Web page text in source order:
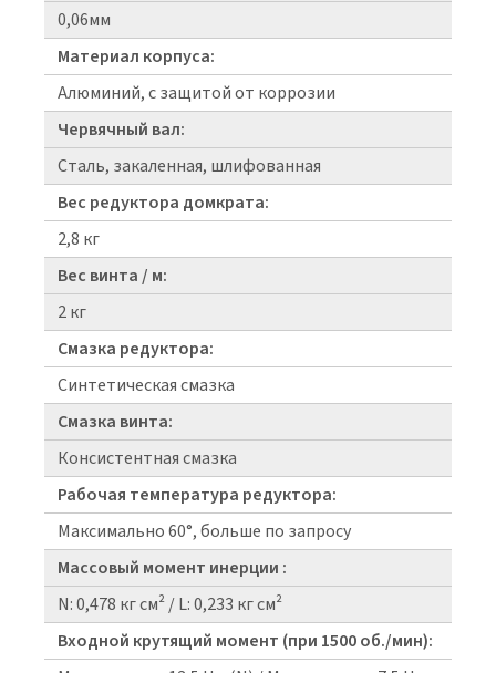
0,06мм
Материал корпуса:
Алюминий, с защитой от коррозии
Червячный вал:
Сталь, закаленная, шлифованная
Вес редуктора домкрата:
2,8 кг
Вес винта / м:
2 кг
Смазка редуктора:
Синтетическая смазка
Смазка винта:
Консистентная смазка
Рабочая температура редуктора:
Максимально 60°, больше по запросу
Массовый момент инерции :
N: 0,478 кг см² / L: 0,233 кг см²
Входной крутящий момент (при 1500 об./мин):